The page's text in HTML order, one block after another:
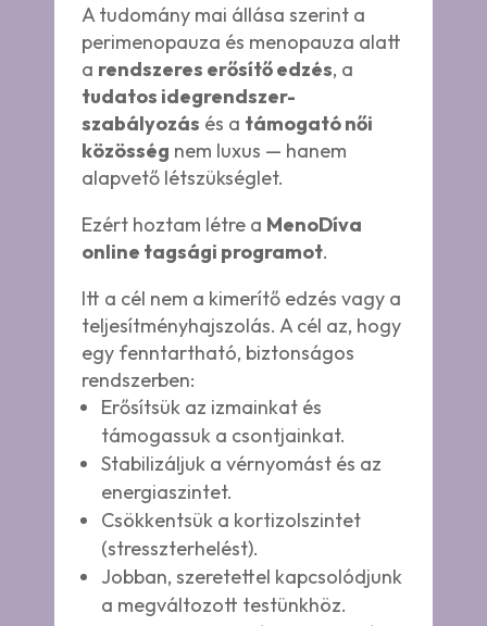
A tudomány mai állása szerint a
perimenopauza és menopauza alatt
a rendszeres erősítő edzés, a
tudatos idegrendszer-
szabályozás és a támogató női
közösség nem luxus — hanem
alapvető létszükséglet.
Ezért hoztam létre a MenoDíva
online tagsági programot.
Itt a cél nem a kimerítő edzés vagy a
teljesítményhajszolás. A cél az, hogy
egy fenntartható, biztonságos
rendszerben:
Erősítsük az izmainkat és
támogassuk a csontjainkat.
Stabilizáljuk a vérnyomást és az
energiaszintet.
Csökkentsük a kortizolszintet
(stresszterhelést).
Jobban, szeretettel kapcsolódjunk
a megváltozott testünkhöz.